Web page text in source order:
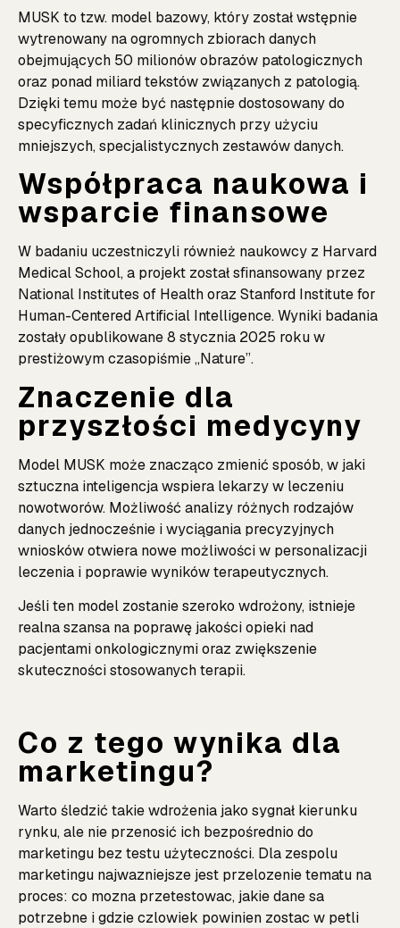
MUSK to tzw. model bazowy, który został wstępnie
wytrenowany na ogromnych zbiorach danych
obejmujących 50 milionów obrazów patologicznych
oraz ponad miliard tekstów związanych z patologią.
Dzięki temu może być następnie dostosowany do
specyficznych zadań klinicznych przy użyciu
mniejszych, specjalistycznych zestawów danych.
Współpraca naukowa i
wsparcie finansowe
W badaniu uczestniczyli również naukowcy z Harvard
Medical School, a projekt został sfinansowany przez
National Institutes of Health oraz Stanford Institute for
Human-Centered Artificial Intelligence. Wyniki badania
zostały opublikowane 8 stycznia 2025 roku w
prestiżowym czasopiśmie „Nature”.
Znaczenie dla
przyszłości medycyny
Model MUSK może znacząco zmienić sposób, w jaki
sztuczna inteligencja wspiera lekarzy w leczeniu
nowotworów. Możliwość analizy różnych rodzajów
danych jednocześnie i wyciągania precyzyjnych
wniosków otwiera nowe możliwości w personalizacji
leczenia i poprawie wyników terapeutycznych.
Jeśli ten model zostanie szeroko wdrożony, istnieje
realna szansa na poprawę jakości opieki nad
pacjentami onkologicznymi oraz zwiększenie
skuteczności stosowanych terapii.
Co z tego wynika dla
marketingu?
Warto śledzić takie wdrożenia jako sygnał kierunku
rynku, ale nie przenosić ich bezpośrednio do
marketingu bez testu użyteczności. Dla zespolu
marketingu najwazniejsze jest przelozenie tematu na
proces: co mozna przetestowac, jakie dane sa
potrzebne i gdzie czlowiek powinien zostac w petli